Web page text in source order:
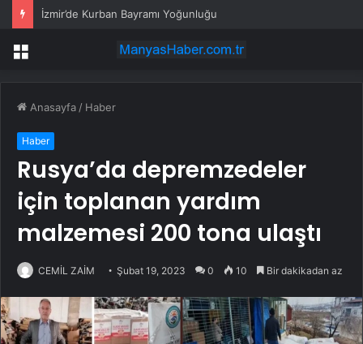
İzmir’de Kurban Bayramı Yoğunluğu
Menü
Anasayfa / Haber
Haber
Rusya’da depremzedeler
için toplanan yardım
malzemesi 200 tona ulaştı
CEMİL ZAİM Şubat 19, 2023 0 10 Bir dakikadan az